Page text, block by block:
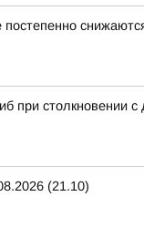
при столкновении
(21.10)